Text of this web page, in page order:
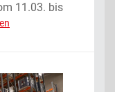
11.03. bis